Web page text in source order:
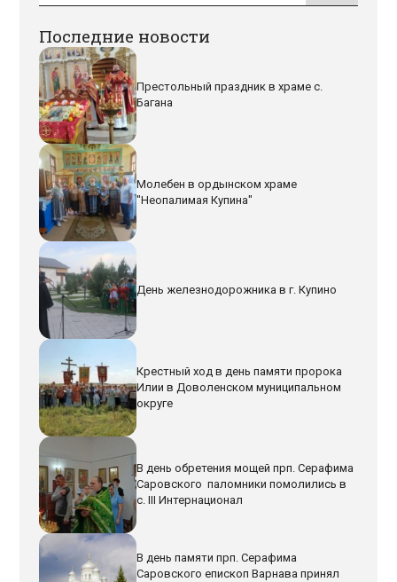
Последние новости
Престольный праздник в храме с.
Багана
Молебен в ордынском храме
"Неопалимая Купина"
День железнодорожника в г. Купино
Крестный ход в день памяти пророка
Илии в Доволенском муниципальном
округе
В день обретения мощей прп. Серафима
Саровского паломники помолились в
с. III Интернационал
В день памяти прп. Серафима
Саровского епископ Варнава принял